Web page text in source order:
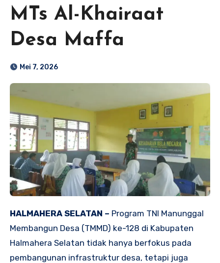
MTs Al-Khairaat
Desa Maffa
Mei 7, 2026
HALMAHERA SELATAN – Program TNI Manunggal
Membangun Desa (TMMD) ke-128 di Kabupaten
Halmahera Selatan tidak hanya berfokus pada
pembangunan infrastruktur desa, tetapi juga